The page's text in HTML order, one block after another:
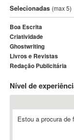
3DS Max
3GSM
4D Dimension
802.11
A&P
A-GPS
A2Billing
AAUS Scientific
ABAP
Selecionadas (max 5)
Boa Escrita
Criatividade
Ghostwriting
Livros e Revistas
Redação Publicitária
Nível de
Estou a procura de